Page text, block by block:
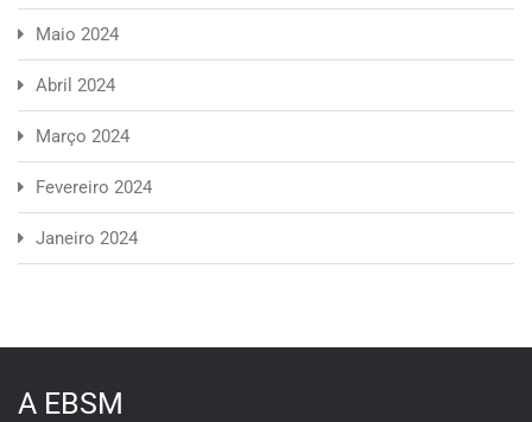
Maio 2024
Abril 2024
Março 2024
Fevereiro 2024
Janeiro 2024
A EBSM